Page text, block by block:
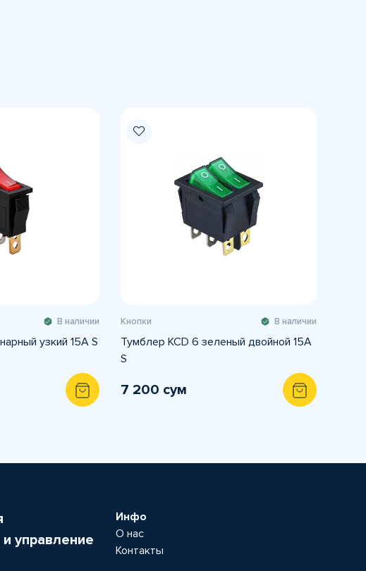
В наличии
узкий 15А S
Кнопки В наличии
Тумблер KCD 6 зеленый двойной 15А
S
7 200 сум
управление
Инфо
О нас
Контакты